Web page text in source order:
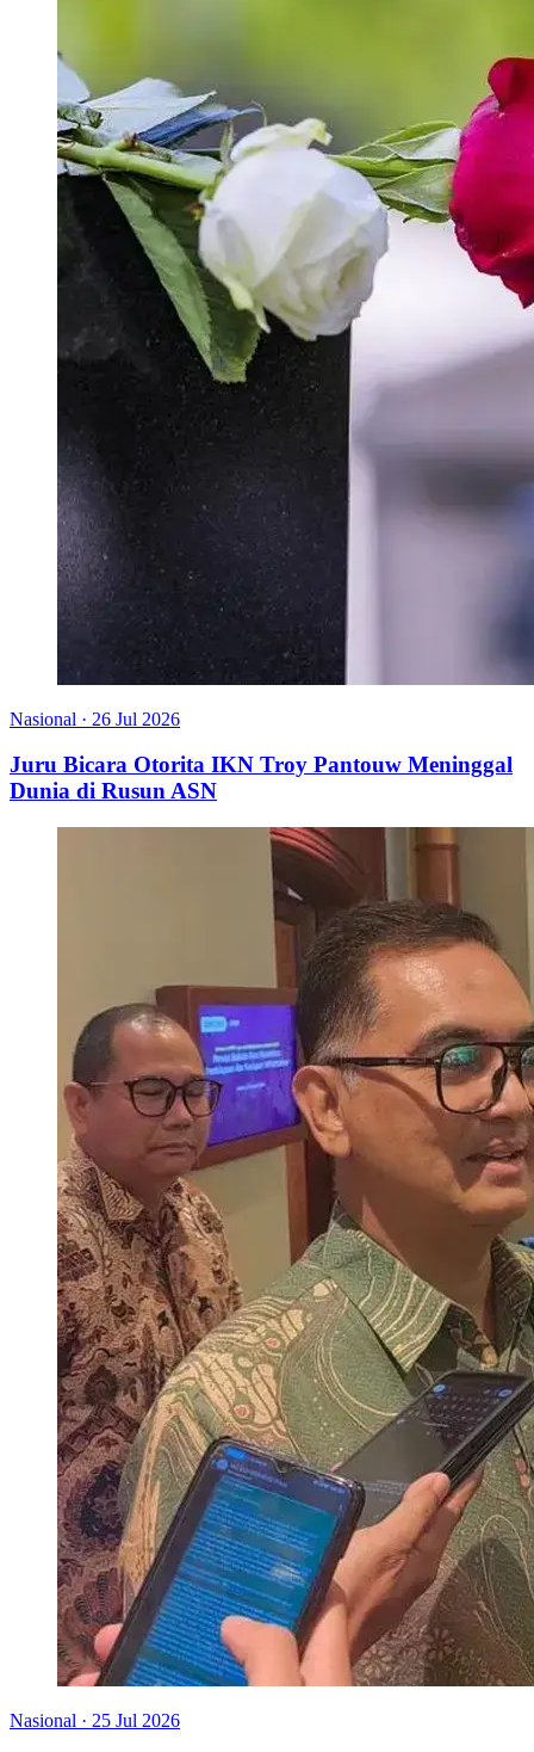
Nasional · 26 Jul 2026
Juru Bicara Otorita IKN Troy Pantouw Meninggal
Dunia di Rusun ASN
Nasional · 25 Jul 2026